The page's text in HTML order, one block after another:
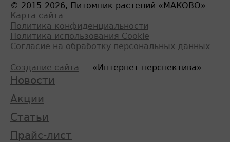
© 2015-2026, Питомник растений «МАКОВО»
Карта сайта
Политика конфиденциальности
Политика использования Cookie
Согласие на обработку персональных данных
Создание сайта — «Интернет-перспектива»
Новости
Акции
Статьи
Прайс-лист